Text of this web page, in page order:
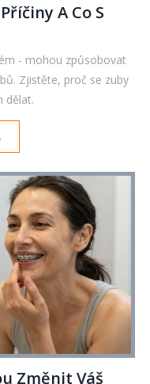
A Co S
- mohou způsobovat
Zjistěte, proč se zuby
dělat.
Změnit Váš